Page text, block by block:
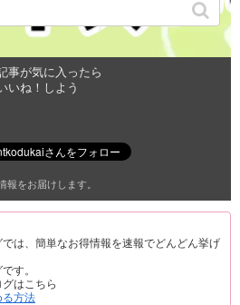
事が気に入ったら
いね！しよう
報をお届けします。
では、簡単なお得情報を速報でどんどん挙げ
す。
はこちら
る方法